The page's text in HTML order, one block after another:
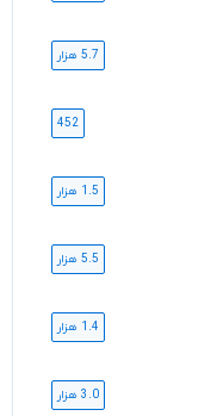
5.7 هزار
452
1.5 هزار
5.5 هزار
1.4 هزار
3.0 هزار